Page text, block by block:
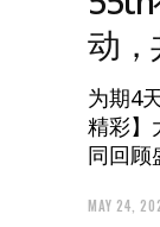
动，
为期4
精彩】
同回顾
MAY 24,